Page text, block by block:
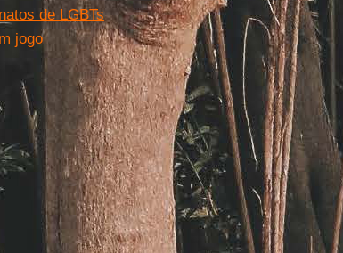
de LGBTs
jogo